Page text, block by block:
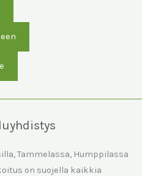
Tammelassa, Humppilassa
on suojella kaikkia